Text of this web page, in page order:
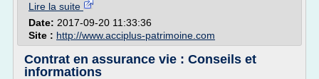
Lire la suite
Date: 2017-09-20 11:33:36
Site : http://www.acciplus-patrimoine.com
Contrat en assurance vie : Conseils et
informations